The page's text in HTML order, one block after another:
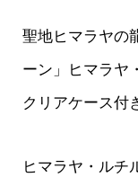
聖地ヒマラヤの
ーン」ヒマラヤ
クリアケース付
ヒマラヤ・ルチ